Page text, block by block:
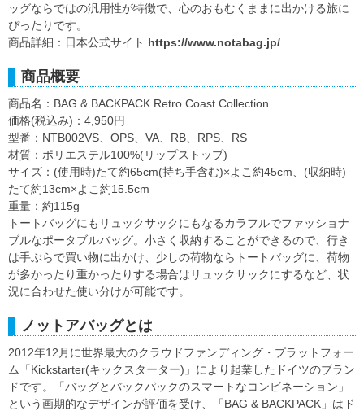
ッグならではの汎用性が特徴で、心のおもむくままに出かける旅に
ぴったりです。
商品詳細：日本公式サイト https://www.notabag.jp/
商品概要
商品名：BAG & BACKPACK Retro Coast Collection
価格(税込み)：4,950円
型番：NTB002VS、OPS、VA、RB、RPS、RS
材質：ポリエステル100%(リップストップ)
サイズ：(使用時)たて約65cm(持ち手含む)×よこ約45cm、(収納時)
たて約13cm×よこ約15.5cm
重量：約115g
トートバッグにもリュックサックにもなるカラフルでファッショナ
ブルなポータブルバッグ。小さく収納することができるので、行き
は手ぶらで買い物に出かけ、少しの荷物ならトートバッグに、荷物
が多かったり重かったりする場合はリュックサックにするなど、状
況に合わせた使い分けが可能です。
ノットアバッグとは
2012年12月に世界最大のクラウドファンディング・プラットフォー
ム「Kickstarter(キックスターター)」により起業したドイツのブラン
ドです。「バッグとバックパックのスマートなコンビネーション」
という画期的なデザインが評価を受け、「BAG & BACKPACK」はド